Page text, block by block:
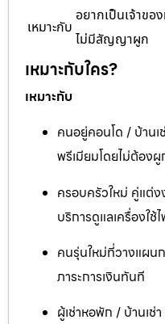
เหมาะกับ
อยากเป็นเจ้าขอ
ไม่มีสัญญาผูก
เหมาะกับใคร?
เหมาะกับ
คนอยู่คอนโด / บ้านเ
พรีเมียมโดยไม่ต้อง
ครอบครัวใหม่ คู่แต่
บริการดูแลเครื่องใช้
คนรุ่นใหม่ที่วางแผน
ภาระการเงินทันที
ผู้เช่าหอพัก / บ้านเช่